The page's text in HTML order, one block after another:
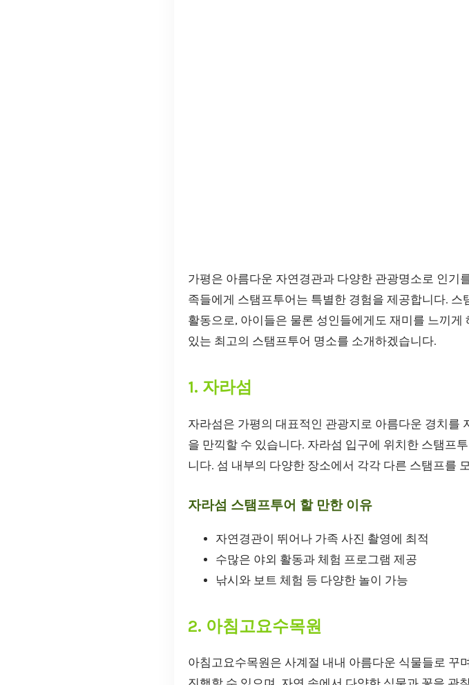
가평은 아름다운 자연경관과 다양한 관광명소로 인기
족들에게 스탬프투어는 특별한 경험을 제공합니다.
활동으로, 아이들은 물론 성인들에게도 재미를 느끼
있는 최고의 스탬프투어 명소를 소개하겠습니다.
1. 자라섬
자라섬은 가평의 대표적인 관광지로 아름다운 경치를
을 만끽할 수 있습니다. 자라섬 입구에 위치한 스탬프
니다. 섬 내부의 다양한 장소에서 각각 다른 스탬프를
자라섬 스탬프투어 할 만한 이유
자연경관이 뛰어나 가족 사진 촬영에 최적
수많은 야외 활동과 체험 프로그램 제공
낚시와 보트 체험 등 다양한 놀이 가능
2. 아침고요수목원
아침고요수목원은 사계절 내내 아름다운 식물들로 꾸